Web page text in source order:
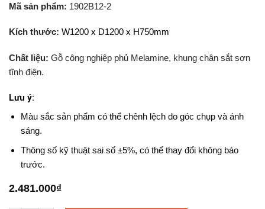
Mã sản phẩm: 1902B12-2
Kích thước: W1200 x D1200 x H750mm
Chất liệu: Gỗ công nghiệp phủ Melamine, khung chân sắt sơn
tĩnh điện.
Lưu ý:
Màu sắc sản phẩm có thể chênh lệch do góc chụp và ánh
sáng.
Thông số kỹ thuật sai số ±5%, có thể thay đổi không báo
trước.
2.481.000₫